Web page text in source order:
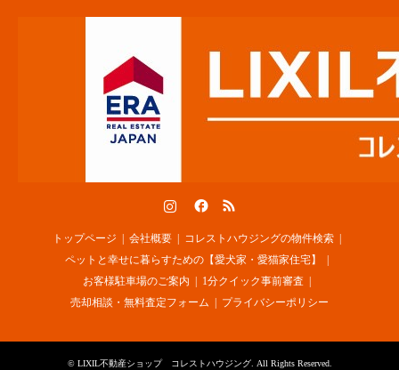
トップページ 会社概要
コレストハウジングの物件検索
ペットと幸せに暮らすための【愛犬家・愛猫家住宅】
お客様駐車場のご案内
1分クイック事前審査
売却相談・無料査定フォーム
プライバシーポリシー
© LIXIL不動産ショップ コレストハウジング. All Rights Reserved.